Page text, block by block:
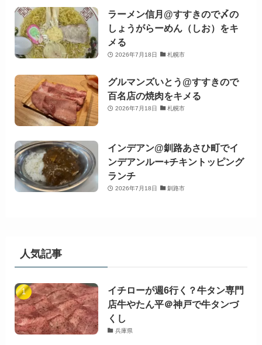
ラーメン信月@すすきので〆の
しょうがらーめん（しお）をキ
メる
2026年7月18日 札幌市
グルマンズいとう@すすきので
百名店の焼肉をキメる
2026年7月18日 札幌市
インデアン@釧路あさひ町でイ
ンデアンルー+チキントッピング
ランチ
2026年7月18日 釧路市
人気記事
イチローが週6行く？牛タン専門
店牛やたん平＠神戸で牛タンづ
くし
兵庫県